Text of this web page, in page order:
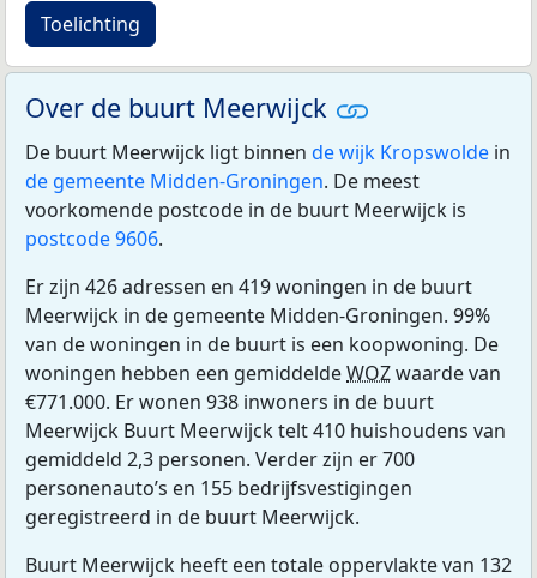
Toelichting
Over de buurt Meerwijck
De buurt Meerwijck ligt binnen de wijk Kropswolde in
de gemeente Midden-Groningen. De meest
voorkomende postcode in de buurt Meerwijck is
postcode 9606.
Er zijn 426 adressen en 419 woningen in de buurt
Meerwijck in de gemeente Midden-Groningen. 99%
van de woningen in de buurt is een koopwoning. De
woningen hebben een gemiddeldeWOZwaarde van
€771.000. Er wonen 938 inwoners in de buurt
Meerwijck Buurt Meerwijck telt 410 huishoudens van
gemiddeld 2,3 personen. Verder zijn er 700
personenauto’s en 155 bedrijfsvestigingen
geregistreerd in de buurt Meerwijck.
Buurt Meerwijck heeft een totale oppervlakte van 132